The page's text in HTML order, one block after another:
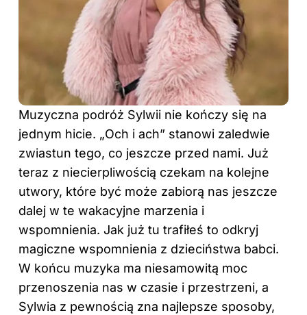
Muzyczna podróż Sylwii nie kończy się na
jednym hicie. „Och i ach” stanowi zaledwie
zwiastun tego, co jeszcze przed nami. Już
teraz z niecierpliwością czekam na kolejne
utwory, które być może zabiorą nas jeszcze
dalej w te wakacyjne marzenia i
wspomnienia. Jak już tu trafiłeś to odkryj
magiczne wspomnienia z dzieciństwa babci.
W końcu muzyka ma niesamowitą moc
przenoszenia nas w czasie i przestrzeni, a
Sylwia z pewnością zna najlepsze sposoby,